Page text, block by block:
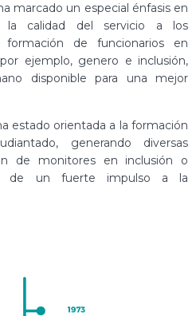
marcado un especial énfasis en
la calidad del servicio a los
de funcionarios en
ejemplo, genero e inclusión,
disponible para una mejor
estado orientada a la formación
generando diversas
de monitores en inclusión o
de un fuerte impulso a la